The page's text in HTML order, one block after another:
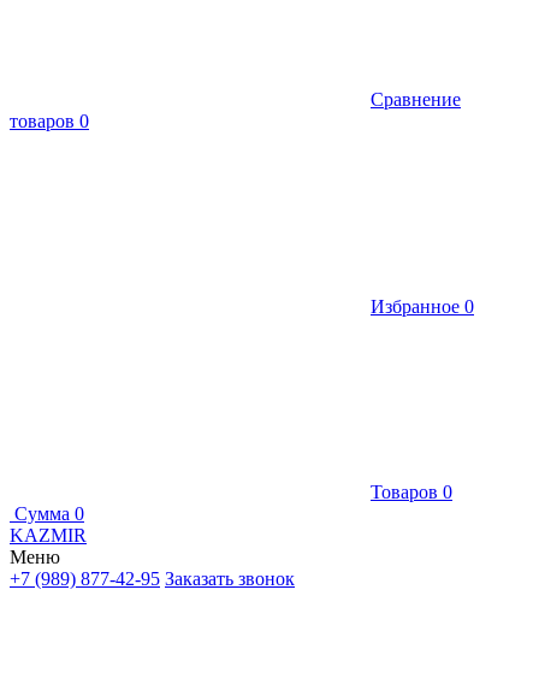
Сравнение
товаров 0
Избранное 0
Товаров 0
Сумма 0
KAZMIR
Меню
+7 (989) 877-42-95 Заказать звонок